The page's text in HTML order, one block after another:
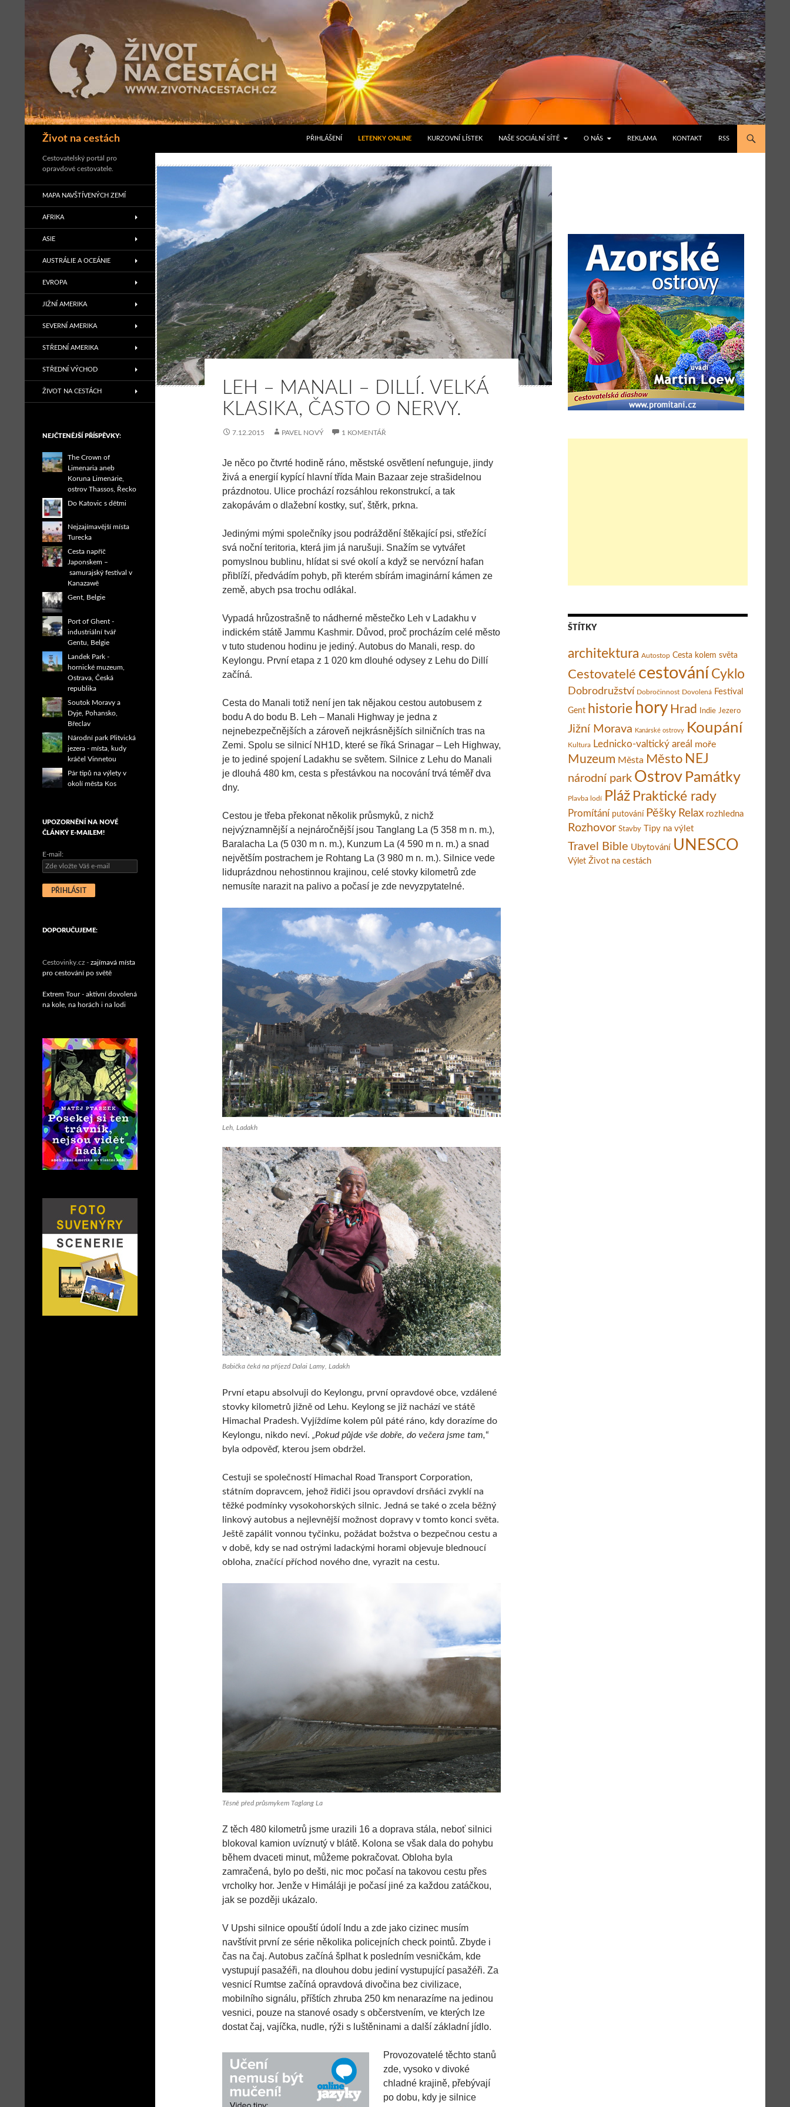
Život na cestách
Hledat
PŘIHLÁŠENÍ LETENKY ONLINE KURZOVNÍ LÍSTEK NAŠE SOCIÁLNÍ SÍTĚ O NÁS REKLAMA KONTAKT RSS
LEH – MANALI – DILLÍ. VELKÁ
KLASIKA, ČASTO O NERVY.
7.12.2015 PAVEL NOVÝ 1 KOMENTÁŘ
Je něco po čtvrté hodině ráno, městské osvětlení nefunguje, jindy
živá a energií kypící hlavní třída Main Bazaar zeje strašidelnou
prázdnotou. Ulice prochází rozsáhlou rekonstrukcí, a tak
zakopávám o dlažební kostky, suť, štěrk, prkna.
Jedinými mými společníky jsou podráždění štěkající psi, střežící
svá noční teritoria, která jim já narušuji. Snažím se vytvářet
pomyslnou bublinu, hlídat si své okolí a když se nervózní hafan
přiblíží, předvádím pohyb, při kterém sbírám imaginární kámen ze
země, abych psa trochu odlákal.
Vypadá hrůzostrašně to nádherné městečko Leh v Ladakhu v
indickém státě Jammu Kashmir. Důvod, proč procházím celé město
v tuto studenou hodinu je jediný. Autobus do Manali, resp. do
Keylongu. První etapa z 1 020 km dlouhé odysey z Lehu do Dillí
začíná.
Cesta do Manali totiž není jen tak nějakou cestou autobusem z
bodu A do bodu B. Leh – Manali Highway je jedna z
nejnebezpečnějších a zároveň nejkrásnějších silničních tras na
Zemi. Spolu se silnicí NH1D, které se říká Srinagar – Leh Highway,
je to jediné spojení Ladakhu se světem. Silnice z Lehu do Manali
je dlouhá 480 km, cesta s přestávkou na nocování trvá téměř dva
dny.
Cestou je třeba překonat několik průsmyků, z nichž
nejvýznamnější a nejnáročnější jsou Tanglang La (5 358 m n. m.),
Baralacha La (5 030 m n. m.), Kunzum La (4 590 m n. m.) a snad
největším postrachem je Rohtang La (3 980 m n. m.). Silnice vede
liduprázdnou nehostinnou krajinou, celé stovky kilometrů zde
nemusíte narazit na palivo a počasí je zde nevyzpytatelné.
Leh, Ladakh
Babička čeká na příjezd Dalai Lamy, Ladakh
První etapu absolvuji do Keylongu, první opravdové obce, vzdálené
stovky kilometrů jižně od Lehu. Keylong se již nachází ve státě
Himachal Pradesh. Vyjíždíme kolem půl páté ráno, kdy dorazíme do
Keylongu, nikdo neví. „Pokud půjde vše dobře, do večera jsme tam,“
byla odpověď, kterou jsem obdržel.
Cestuji se společností Himachal Road Transport Corporation,
státním dopravcem, jehož řidiči jsou opravdoví drsňáci zvyklí na
těžké podmínky vysokohorských silnic. Jedná se také o zcela běžný
linkový autobus a nejlevnější možnost dopravy v tomto konci světa.
Ještě zapálit vonnou tyčinku, požádat božstva o bezpečnou cestu a
v době, kdy se nad ostrými ladackými horami objevuje blednoucí
obloha, značící příchod nového dne, vyrazit na cestu.
Těsně před průsmykem Taglang La
Z těch 480 kilometrů jsme urazili 16 a doprava stála, neboť silnici
blokoval kamion uvíznutý v blátě. Kolona se však dala do pohybu
během dvaceti minut, můžeme pokračovat. Obloha byla
zamračená, bylo po dešti, nic moc počasí na takovou cestu přes
vrcholky hor. Jenže v Himáláji je počasí jiné za každou zatáčkou,
jak se později ukázalo.
V Upshi silnice opouští údolí Indu a zde jako cizinec musím
navštívit první ze série několika policejních check pointů. Zbyde i
čas na čaj. Autobus začíná šplhat k posledním vesničkám, kde
vystupují pasažéři, na dlouhou dobu jediní vystupující pasažéři. Za
vesnicí Rumtse začíná opravdová divočina bez civilizace,
mobilního signálu, příštích zhruba 250 km nenarazíme na jedinou
vesnici, pouze na stanové osady s občerstvením, ve kterých lze
dostat čaj, vajíčka, nudle, rýži s luštěninami a další základní jídlo.
Provozovatelé těchto stanů
zde, vysoko v divoké
chladné krajině, přebývají
po dobu, kdy je silnice
ŠTÍTKY
architektura Autostop Cesta kolem světa
Cestovatelé cestování Cyklo
Dobrodružství Dobročinnost Dovolená Festival
Gent historie hory Hrad Indie Jezero
Jižní Morava Kanárské ostrovy Koupání
Kultura Lednicko-valtický areál moře
Muzeum Města Město NEJ
národní park Ostrov Památky
Plavba lodí Pláž Praktické rady
Promítání putování Pěšky Relax rozhledna
Rozhovor Stavby Tipy na výlet
Travel Bible Ubytování UNESCO
Výlet Život na cestách
Cestovatelský portál pro
opravdové cestovatele.
MAPA NAVŠTÍVENÝCH ZEMÍ
AFRIKA
ASIE
AUSTRÁLIE A OCEÁNIE
EVROPA
JIŽNÍ AMERIKA
SEVERNÍ AMERIKA
STŘEDNÍ AMERIKA
STŘEDNÍ VÝCHOD
ŽIVOT NA CESTÁCH
NEJČTENĚJŠÍ PŘÍSPĚVKY:
The Crown of
Limenaria aneb
Koruna Limenárie,
ostrov Thassos, Řecko
Do Katovic s dětmi
Nejzajímavější místa
Turecka
Cesta napříč
Japonskem –
samurajský festival v
Kanazawě
Gent, Belgie
Port of Ghent -
industriální tvář
Gentu, Belgie
Landek Park -
hornické muzeum,
Ostrava, Česká
republika
Soutok Moravy a
Dyje, Pohansko,
Břeclav
Národní park Plitvická
jezera - místa, kudy
kráčel Vinnetou
Pár tipů na výlety v
okolí města Kos
UPOZORNĚNÍ NA NOVÉ
ČLÁNKY E-MAILEM!
E-mail:
DOPORUČUJEME:
Cestovinky.cz - zajímavá místa
pro cestování po světě
Extrem Tour - aktivní dovolená
na kole, na horách i na lodi